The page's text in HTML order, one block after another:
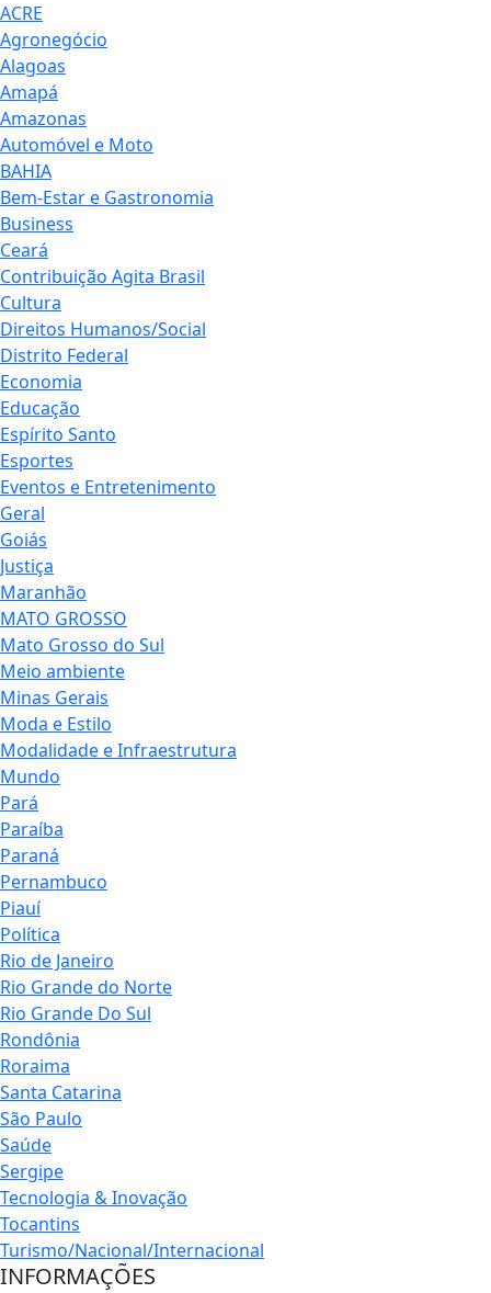
ACRE
Agronegócio
Alagoas
Amapá
Amazonas
Automóvel e Moto
BAHIA
Bem-Estar e Gastronomia
Business
Ceará
Contribuição Agita Brasil
Cultura
Direitos Humanos/Social
Distrito Federal
Economia
Educação
Espírito Santo
Esportes
Eventos e Entretenimento
Geral
Goiás
Justiça
Maranhão
MATO GROSSO
Mato Grosso do Sul
Meio ambiente
Minas Gerais
Moda e Estilo
Modalidade e Infraestrutura
Mundo
Pará
Paraíba
Paraná
Pernambuco
Piauí
Política
Rio de Janeiro
Rio Grande do Norte
Rio Grande Do Sul
Rondônia
Roraima
Santa Catarina
São Paulo
Saúde
Sergipe
Tecnologia & Inovação
Tocantins
Turismo/Nacional/Internacional
INFORMAÇÕES